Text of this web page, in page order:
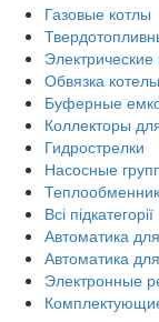
Газовые котлы
Электрические
Обвязка
Буферные
Коллекторы
Гидрострелки
Насосные
Всі
Автоматика
Автоматика
Электронные